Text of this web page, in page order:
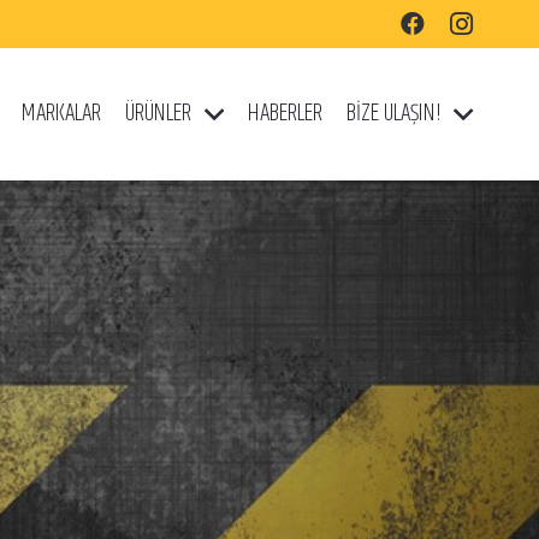
MARKALAR ÜRÜNLER HABERLER BİZE ULAŞIN!